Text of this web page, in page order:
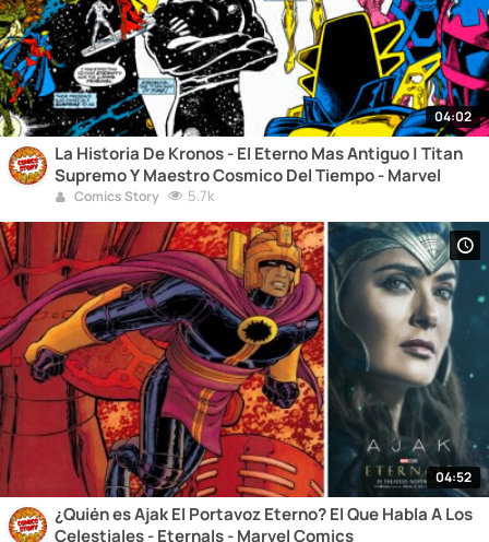
04:02
La Historia De Kronos - El Eterno Mas Antiguo | Titan
Supremo Y Maestro Cosmico Del Tiempo - Marvel
Comics Story 5.7k
04:52
¿Quién es Ajak El Portavoz Eterno? El Que Habla A Los
Celestiales - Eternals - Marvel Comics